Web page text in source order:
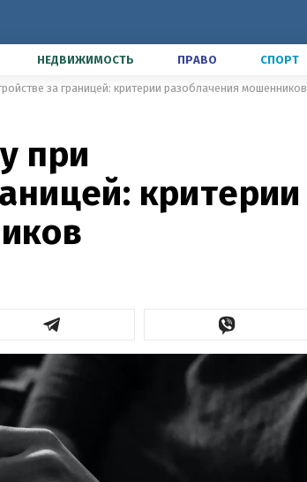
НЕДВИЖИМОСТЬ ПРАВО СПОРТ
за границей: критерии разоблачения мошенников
при
критерии